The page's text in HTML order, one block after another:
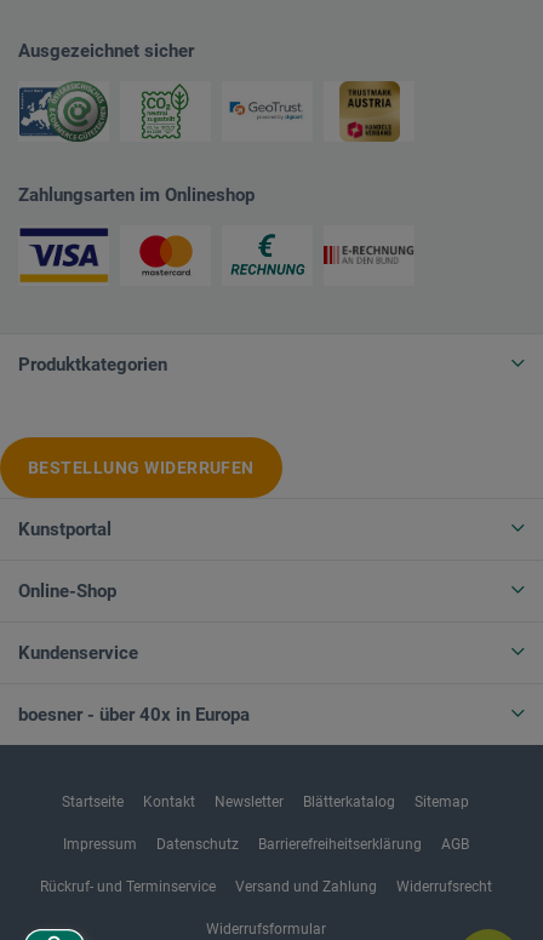
Ausgezeichnet sicher
Zahlungsarten im Onlineshop
Produktkategorien
BESTELLUNG WIDERRUFEN
Kunstportal
Online-Shop
Kundenservice
boesner - über 40x in Europa
Startseite Kontakt Newsletter Blätterkatalog Sitemap
Impressum Datenschutz Barrierefreiheitserklärung AGB
Rückruf- und Terminservice Versand und Zahlung Widerrufsrecht
Widerrufsformular